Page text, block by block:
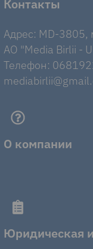
Контакты
Адрес: MD-3805,
AO "Media Birlii -
Телефон:
О компании
Юридическая